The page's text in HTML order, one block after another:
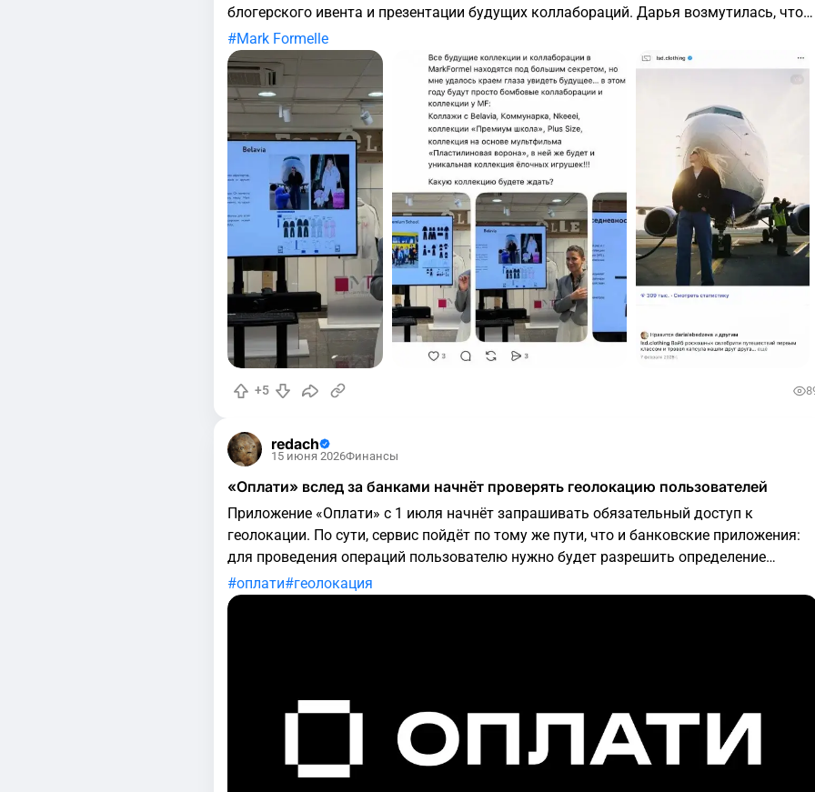
блогерского ивента и презентации будущих коллабораций. Дарья возмутилась, что
крупная компания взяла визуальные материалы небольшого бренда, хотя
Mark Formelle
+5
redach
15 июня 2026Финансы
«Оплати» вслед за банками начнёт проверять геолокацию пользователей
Приложение «Оплати» с 1 июля начнёт запрашивать обязательный доступ к
геолокации. По сути, сервис пойдёт по тому же пути, что и банковские приложения:
для проведения операций пользователю нужно будет разрешить определение
местоположения. Такие требования связаны с новыми правилами безопасности и
оплати геолокация